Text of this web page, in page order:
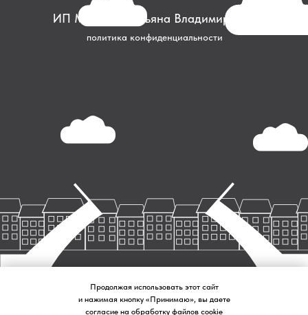
политика конфиденциальности
ИП Макеева Татьяна Владимировна
Продолжая использовать этот сайт
и нажимая кнопку «Принимаю», вы даете
согласие на обработку файлов cookie